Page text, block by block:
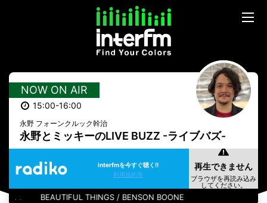
NOW ON AIR
15:00-16:00
永野 フォーンクルック幹治
永野とミッキーのLIVE BUZZ -ライブバズ-
interfmを今すぐ聴く!!
利用規約等
BEAUTIFUL THINGS / BENSON BOONE